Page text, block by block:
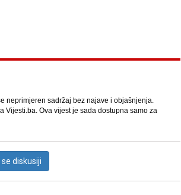
neprimjeren sadržaj bez najave i objašnjenja.
Vijesti.ba. Ova vijest je sada dostupna samo za
se diskusiji